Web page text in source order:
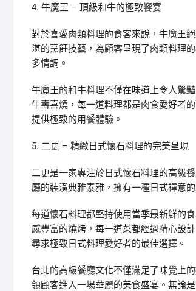
4. 牛魔王 – 頂級和牛的極致饗宴
對於喜愛肉類料理的食客來說，牛魔王
湛的烹飪技藝，為顧客呈現了肉類料理
多情調。
牛魔王的和牛料理不僅在味道上令人驚
牛壽喜燒，每一道料理都是肉食愛好者
提供極致的用餐體驗。
5. 二更 – 精緻日式懷石料理的完美呈現
二更是一家專注於日式懷石料理的高級
廳的裝潢典雅素雅，擁有一種日式禪意
每道懷石料理都堅持使用當季最新鮮的
感豐富的燒烤，每一道菜都經過精心設
尋求極致日式料理愛好者的最佳選擇。
台北的高級餐廳文化不僅滿足了味覺上
領顧客進入一場華麗的美食盛宴。無論